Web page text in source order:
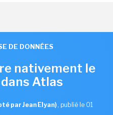
DE DONNÉES
nativement le
Atlas
par Jean Elyan) , publié le 01